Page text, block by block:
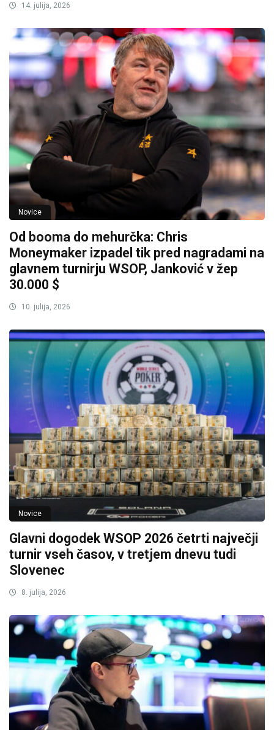
14. julija, 2026
Novice
Od booma do mehurčka: Chris
Moneymaker izpadel tik pred nagradami na
glavnem turnirju WSOP, Janković v žep
30.000 $
10. julija, 2026
Novice
Glavni dogodek WSOP 2026 četrti največji
turnir vseh časov, v tretjem dnevu tudi
Slovenec
8. julija, 2026